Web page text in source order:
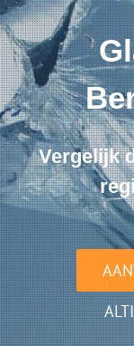
Vergelijk